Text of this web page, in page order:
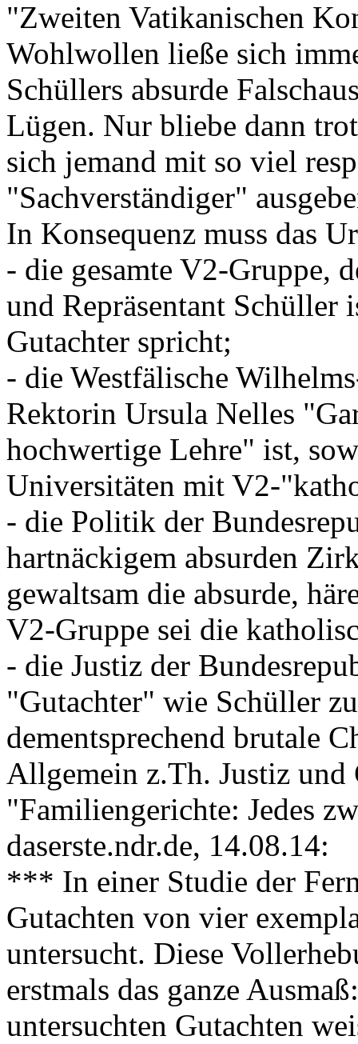
"Zweiten Vatikanischen
Wohlwollen ließe sich
Schüllers absurde
Lügen. Nur bliebe dann
sich jemand mit so viel
"Sachverständiger"
In Konsequenz muss das
- die gesamte V2-Gruppe,
und Repräsentant Schüller
Gutachter spricht;
- die Westfälische
Rektorin Ursula Nelles
hochwertige Lehre" ist,
Universitäten mit V2-
- die Politik der
hartnäckigem absurden
gewaltsam die absurde,
V2-Gruppe sei die
- die Justiz der
"Gutachter" wie Schüller
dementsprechend brutale
Allgemein z.Th. Justiz und
"Familiengerichte: Jedes
daserste.ndr.de, 14.08.14:
*** In einer Studie der
Gutachten von vier
untersucht. Diese
erstmals das ganze
untersuchten Gutachten